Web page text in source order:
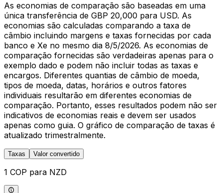
As economias de comparação são baseadas em uma
única transferência de GBP 20,000 para USD. As
economias são calculadas comparando a taxa de
câmbio incluindo margens e taxas fornecidas por cada
banco e Xe no mesmo dia 8/5/2026. As economias de
comparação fornecidas são verdadeiras apenas para o
exemplo dado e podem não incluir todas as taxas e
encargos. Diferentes quantias de câmbio de moeda,
tipos de moeda, datas, horários e outros fatores
individuais resultarão em diferentes economias de
comparação. Portanto, esses resultados podem não ser
indicativos de economias reais e devem ser usados
apenas como guia. O gráfico de comparação de taxas é
atualizado trimestralmente.
Taxas Valor convertido
1 COP para NZD